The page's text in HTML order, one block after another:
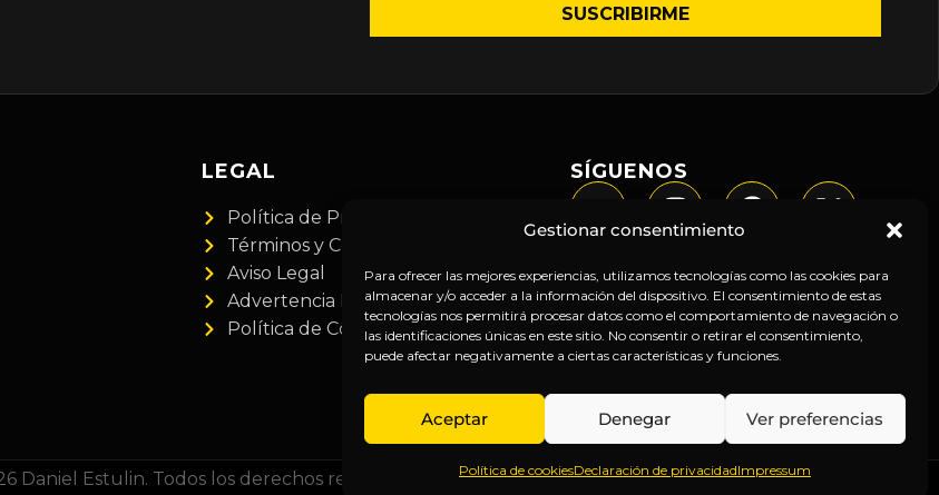
Gestionar consentimiento
Para ofrecer las mejores experiencias, utilizamos tecnologías como las cookies para
almacenar y/o acceder a la información del dispositivo. El consentimiento de estas
tecnologías nos permitirá procesar datos como el comportamiento de navegación o
las identificaciones únicas en este sitio. No consentir o retirar el consentimiento,
puede afectar negativamente a ciertas características y funciones.
Aceptar Denegar Ver preferencias
Política de cookiesDeclaración de privacidadImpressum
LEGAL
Política de Privacidad
Términos y Condiciones
Aviso Legal
Advertencia Financiera
Política de Cookies
SÍGUENOS
Daniel Estulin. Todos los derechos reservados.